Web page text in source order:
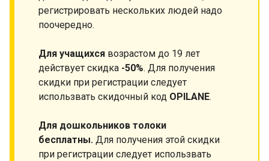
регистрировать нескольких людей надо
поочередно.
Для учащихся возрастом до 19 лет
действует скидка -50%. Для получения
скидки при регистрации следует
использвать скидочный код OPILANE.
Для дошкольников толоки
бесплатны. Для получения этой скидки
при регистрации следует использвать